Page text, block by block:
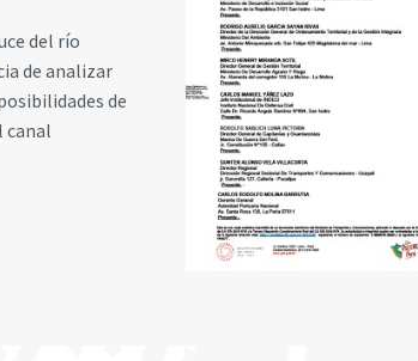
del río
de analizar
de
canal